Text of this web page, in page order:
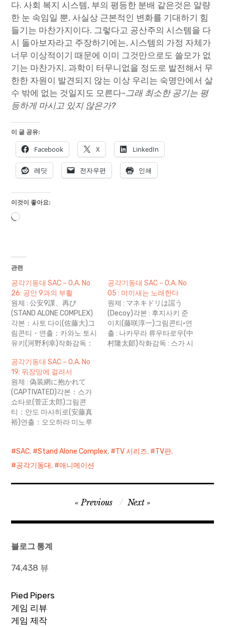
다. 사회 복지 시스템, 부의 평등한 분배 같은것은 알량
한 눈 속임일 뿐, 사실상 근본적인 변화를 기대하기 힘
들기는 마찬가지이다. 그렇다고 공산주의 시스템을 다
시 돌아보자라고 주장하기에는, 시스템의 가정 자체가
너무 이상적이기 때문에 이미 그것만으로도 쓸모가 없
기는 마찬가지. 과학이 터무니없을 정도로 발전해서 무
한한 자원이 발견되지 않는 이상 우리는 숙명안에서 살
수 밖에 없는 것일지도 모른다- 그래 최소한 공기는 평
등하게 마시고 있지 않은가?
이 글 공유:
Facebook X LinkedIn
레딧 전자우편 인쇄
이것이 좋아요:
로
관련
공각기동대 SAC – O.A. No
26: 공안 9과의 부활
원제 : 公安9課、再び
(STAND ALONE COMPLEX)
각본：사토 다이(佐藤大)그
림콘티・연출：카와노 토시
유키(河野利幸)작화감독：
사회라고 하는 것. 우리가 개
인과 다수와의 직・간접적
인 관계를 나타낸 말로 정의
할 수 있다면 그것만큼 속 편
한 일은 없을 것이다. 하지
만, 이른바 사회학자들이 나
타나기 시작하고 우리가 스
학문적으로 정의하기 시작
하면서부터 사회 시스템이
모에 가장…
공각기동대 SAC – O.A. No
05 : 미끼새는 노래한다
원제 : マネキドリは謡う
(Decoy)각본 : 후지사키 준
이치(藤咲淳一)그림콘티·연
출 : 나카무라 류우타로우(中
村隆太郞)작화감독 : 스가 시
체적으로 명확하지 않았던
공각기동대 SAC – O.A. No
19: 위장망에 걸려서
원제 : 偽装網に抱かれて
(CAPTIVATED)각본：스가
쇼타로(菅正太郎)그림콘
티：안도 마사히로(安藤真
裕)연출：오오하라 미노루
정서를 대변하고 있을 뿐이
야 토구사 국가를 위한다는
해야 하는건 국가나 국민이
가족이라는 것을 항상 명심
의 생물이 대체 지구상에 존
SAC, Stand Alone Complex, TV 시리즈, TV판,
공각기동대, 애니메이션
탐
Previous Next
블로그 통계
74,438 뷰
Pied Pipers
게임 리뷰
게임 제작